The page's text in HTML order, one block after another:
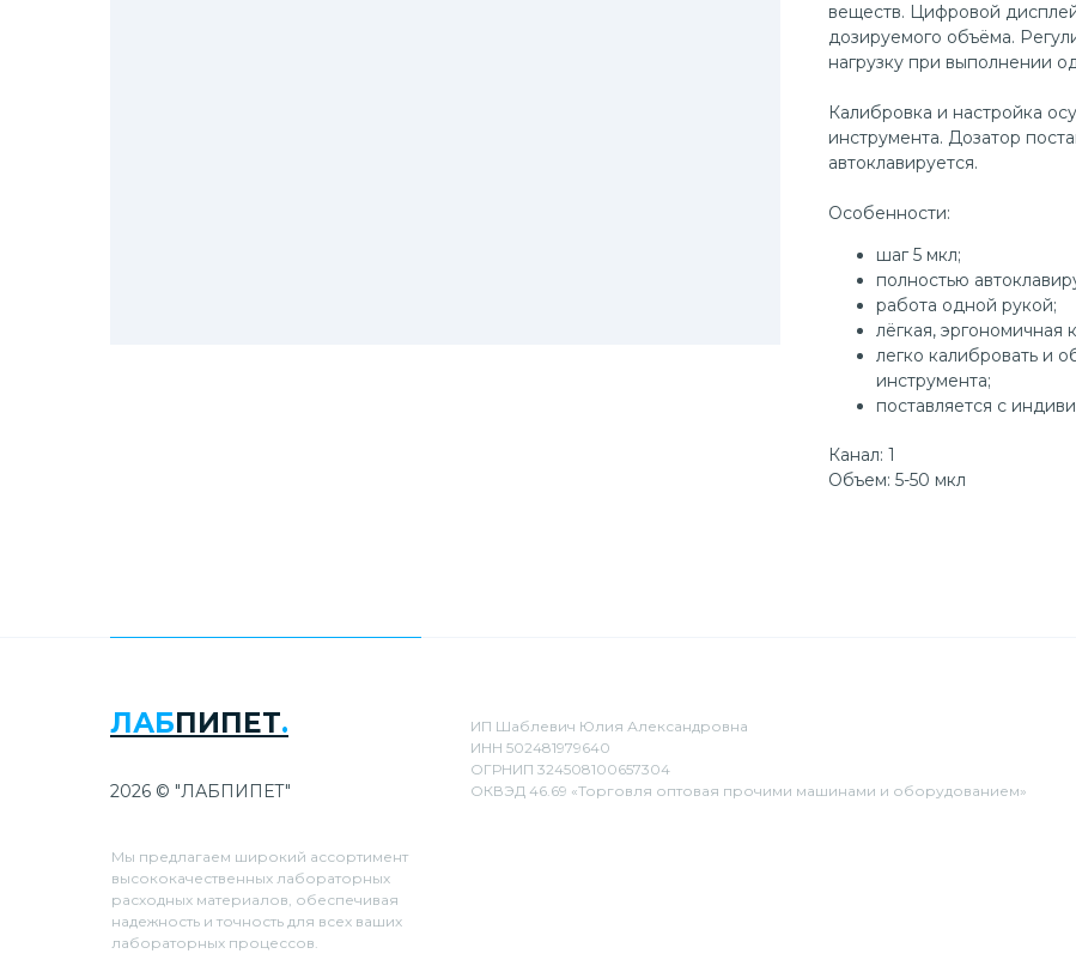
веществ. Цифровой
дозируемого объёма.
нагрузку при выполнении
Калибровка и настройка
инструмента. Дозатор
автоклавируется.
Особенности:
шаг 5 мкл;
полностью
работа одной рукой;
лёгкая, эргономичная
легко калибровать и
инструмента;
поставляется с
Канал: 1
Объем: 5-50 мкл
ЛАБПИПЕТ.
Мы предлагаем широкий ассортимент
высококачественных лабораторных
расходных материалов, обеспечивая
надежность и точность для всех ваших
лабораторных процессов.
ИП Шаблевич Юлия Александровна
ИНН 502481979640
ОГРНИП 324508100657304
ОКВЭД 46.69 «Торговля оптовая прочими машинами и оборудованием»
2026 © "ЛАБПИПЕТ"